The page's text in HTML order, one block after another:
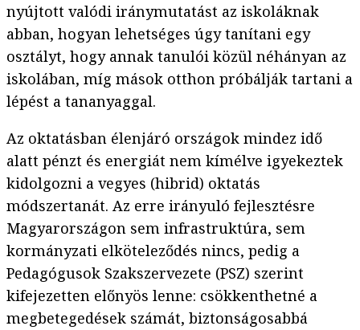
nyújtott valódi iránymutatást az iskoláknak
abban, hogyan lehetséges úgy tanítani egy
osztályt, hogy annak tanulói közül néhányan az
iskolában, míg mások otthon próbálják tartani a
lépést a tananyaggal.
Az oktatásban élenjáró országok mindez idő
alatt pénzt és energiát nem kímélve igyekeztek
kidolgozni a vegyes (hibrid) oktatás
módszertanát. Az erre irányuló fejlesztésre
Magyarországon sem infrastruktúra, sem
kormányzati elköteleződés nincs, pedig a
Pedagógusok Szakszervezete (PSZ) szerint
kifejezetten előnyös lenne: csökkenthetné a
megbetegedések számát, biztonságosabbá